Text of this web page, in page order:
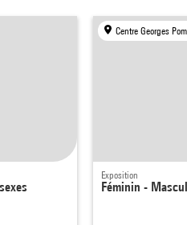
Centre Georges
Exposition
Féminin -